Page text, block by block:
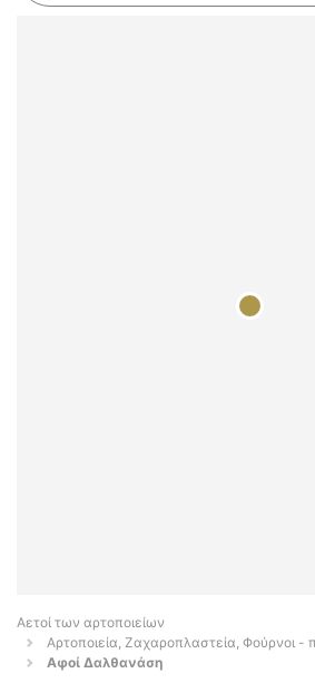
Αετοί των αρτοποιείων
Αρτοποιεία, Ζαχαροπλαστεία, Φούρνοι -
Αφοί Δαλθανάση